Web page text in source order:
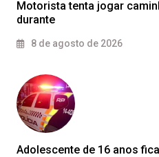
Motorista tenta jogar
durante
8 de agosto de 2026
Adolescente de 16 anos